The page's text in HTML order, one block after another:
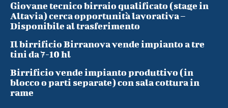
Giovane tecnico birraio qualificato (stage in
Altavia) cerca opportunità lavorativa –
Disponibile al trasferimento
Il birrificio Birranova vende impianto a tre
tini da 7-10 hl
Birrificio vende impianto produttivo (in
blocco o parti separate) con sala cottura in
rame